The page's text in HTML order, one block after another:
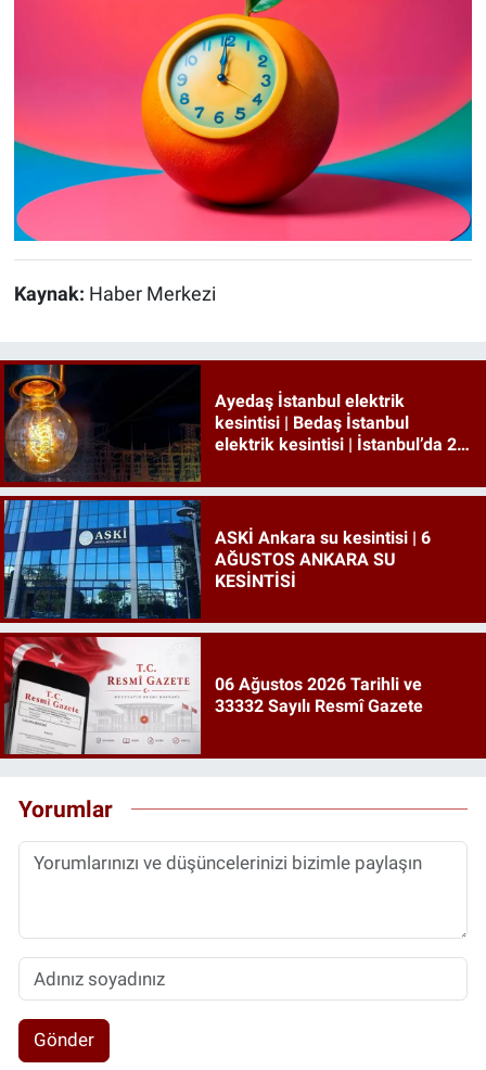
Kaynak: Haber Merkezi
Ayedaş İstanbul elektrik
kesintisi | Bedaş İstanbul
elektrik kesintisi | İstanbul’da 21
ASKİ Ankara su kesintisi | 6
AĞUSTOS ANKARA SU
KESİNTİSİ
06 Ağustos 2026 Tarihli ve
33332 Sayılı Resmî Gazete
Yorumlar
Gönder